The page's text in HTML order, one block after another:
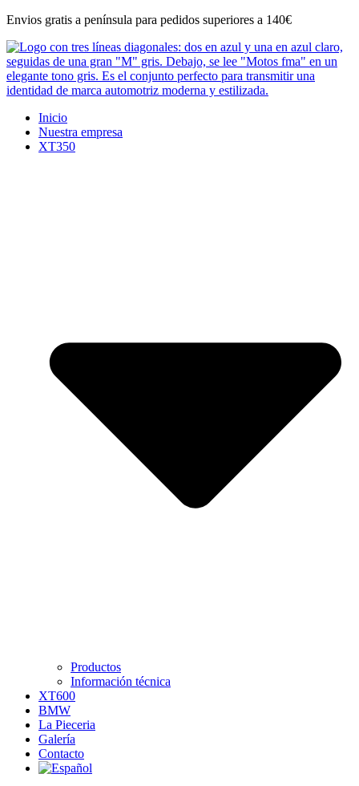
Ir
contenido
Envios gratis a península para pedidos superiores a 140€
Inicio
Nuestra empresa
XT350
Productos
Información técnica
XT600
BMW
La Pieceria
Galería
Contacto